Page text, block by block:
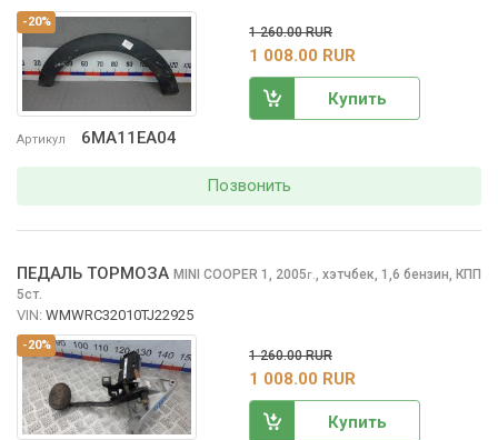
-20%
Артикул 6MA11EA04
1 260.00 RUR
1 008.00 RUR
Купить
Позвонить
-20%
ПЕДАЛЬ ТОРМОЗА MINI COOPER 1, 2005г., хэтчбек, 1,6 бензин, КПП
5ст.
VIN: WMWRC32010TJ22925
1 260.00 RUR
1 008.00 RUR
Купить